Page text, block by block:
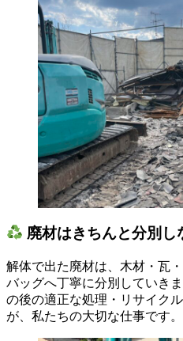
廃材はきちんと分別し
解体で出た廃材は、木材・瓦
バッグへ丁寧に分別していき
の後の適正な処理・リサイク
が、私たちの大切な仕事です。